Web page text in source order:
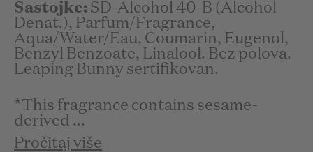
Sastojke: SD-Alcohol 40-B (Alcohol
Denat.), Parfum/Fragrance,
Aqua/Water/Eau, Coumarin, Eugenol,
Benzyl Benzoate, Linalool. Bez polova.
Leaping Bunny sertifikovan.
*This fragrance contains sesame-
derived ...
Pročitaj više